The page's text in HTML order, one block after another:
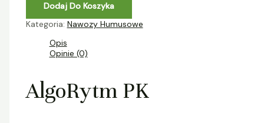
Dodaj Do Koszyka
Kategoria: Nawozy Humusowe
Opis
Opinie (0)
AlgoRytm PK